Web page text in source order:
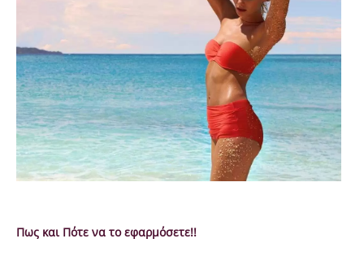
Πως και Πότε να το εφαρμόσετε!!